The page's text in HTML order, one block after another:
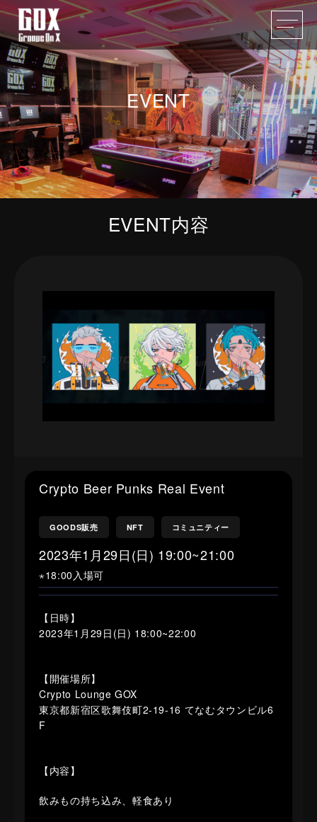
EVENT
EVENT内容
Crypto Beer Punks Real Event
GOODS販売 NFT コミュニティー
2023年1月29日(日) 19:00~21:00
⋆18:00入場可
【日時】
2023年1月29日(日) 18:00~22:00
【開催場所】
Crypto Lounge GOX
東京都新宿区歌舞伎町2-19-16 てなむタウンビル6
F
【内容】
飲みもの持ち込み、軽食あり